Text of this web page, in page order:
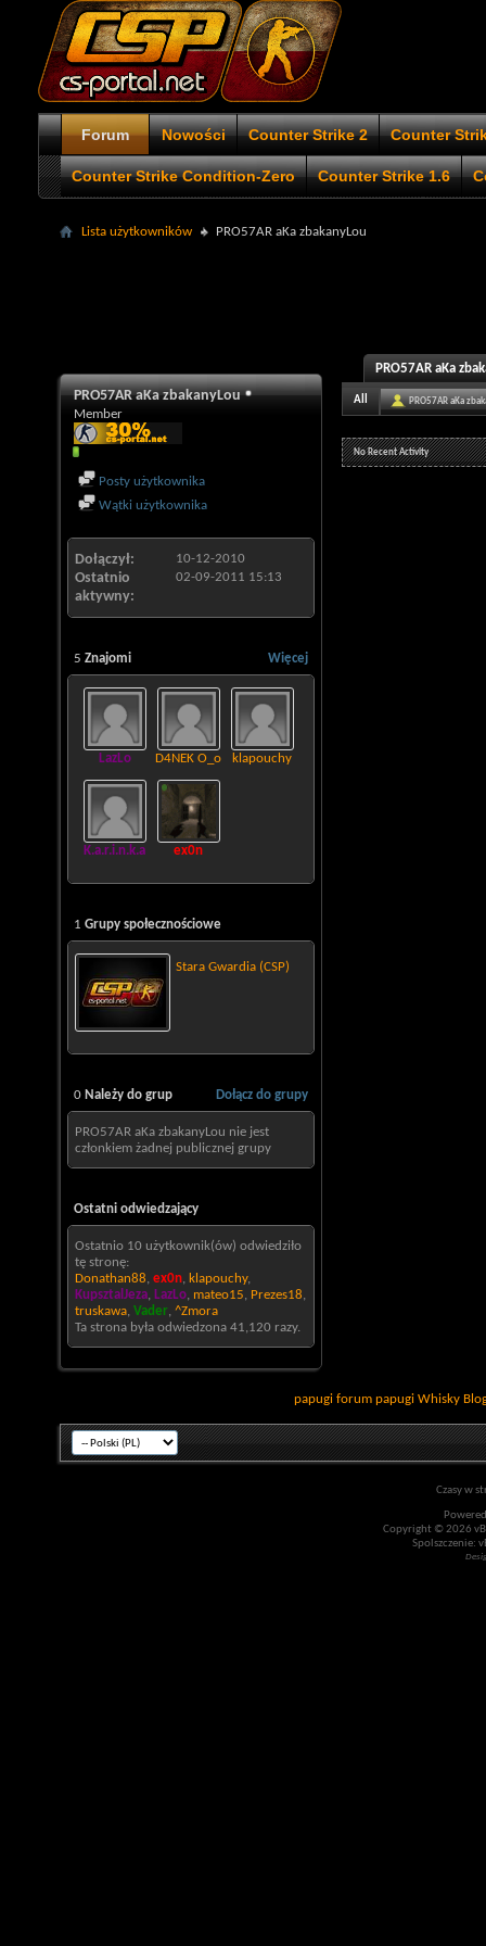
Forum Nowości Counter Strike 2 Counter
Counter Strike Condition-Zero Counter Strike 1.6
Lista użytkowników PRO57AR aKa zbakanyLou
PRO57AR aKa zbakanyLou
Member
Posty użytkownika
Wątki użytkownika
Dołączył 10-12-2010
Ostatnio
aktywny
02-09-2011 15:13
Więcej
5 Znajomi
LazLo D4NEK O_o klapouchy
K.a.r.i.n.k.a ex0n
1 Grupy społecznościowe
Stara Gwardia (CSP)
Dołącz do grupy
0 Należy do grup
PRO57AR aKa zbakanyLou nie jest
członkiem żadnej publicznej grupy
Ostatni odwiedzający
Ostatnio 10 użytkownik(ów) odwiedziło
tę stronę:
Donathan88, ex0n, klapouchy,
KupsztalJeza, LazLo, mateo15, Prezes18,
truskawa, Vader, ^Zmora
Ta strona była odwiedzona 41,120 razy.
PRO57AR aKa
All PRO57AR aKa
No Recent Activity
papugi forum papugi Whisky
Czasy w
Copyright © 2026
Spolszczenie: